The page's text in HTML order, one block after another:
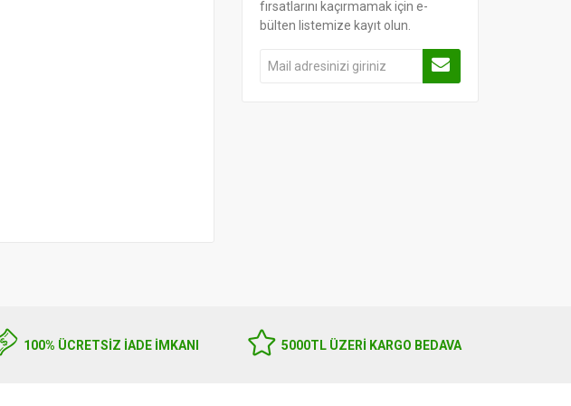
fırsatlarını kaçırmamak için e-
bülten listemize kayıt olun.
100% ÜCRETSİZ İADE İMKANI 5000TL ÜZERI KARGO BEDAVA